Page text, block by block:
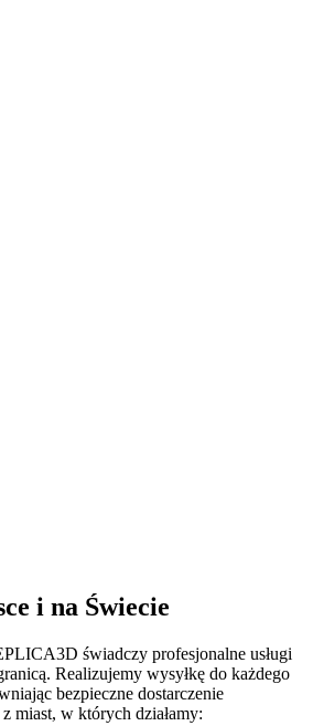
i na Świecie
świadczy profesjonalne usługi
Realizujemy wysyłkę do każdego
bezpieczne dostarczenie
miast, w których działamy: